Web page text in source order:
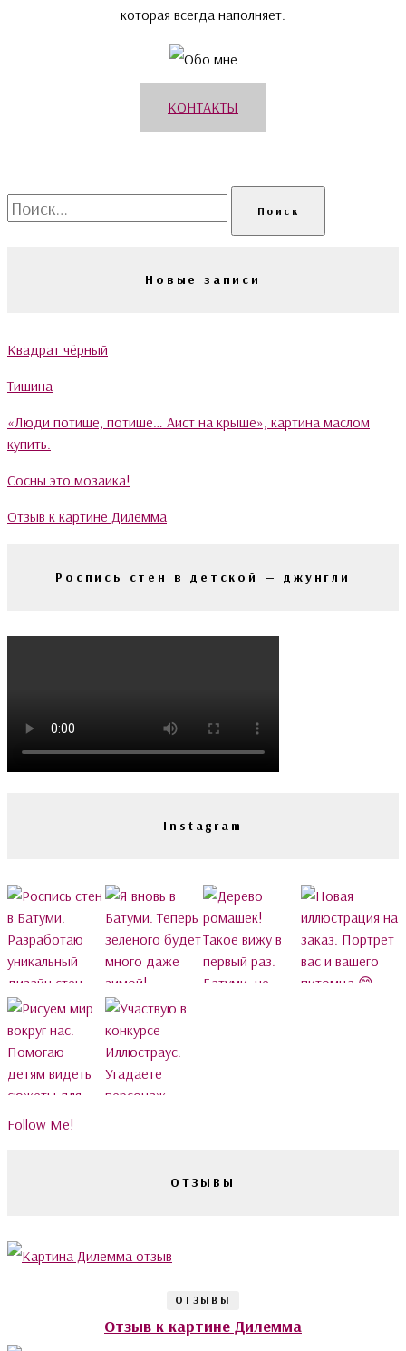
которая всегда наполняет.
КОНТАКТЫ
Найти:
Новые записи
Квадрат чёрный
Тишина
«Люди потише, потише… Аист на крыше», картина маслом
купить.
Сосны это мозаика!
Отзыв к картине Дилемма
Роспись стен в детской — джунгли
Instagram
Follow Me!
ОТЗЫВЫ
ОТЗЫВЫ
Отзыв к картине Дилемма